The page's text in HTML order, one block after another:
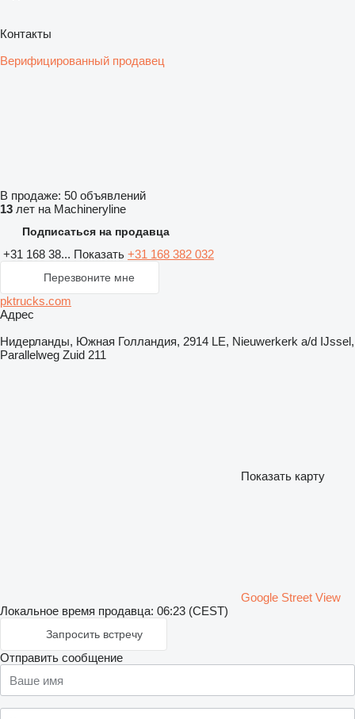
Контакты
Верифицированный продавец
В продаже: 50 объявлений
13 лет на Machineryline
Подписаться на продавца
+31 168 38... Показать +31 168 382 032
Перезвоните мне
pktrucks.com
Адрес
Нидерланды, Южная Голландия, 2914 LE, Nieuwerkerk a/d IJssel,
Parallelweg Zuid 211
Показать карту
Google Street View
Локальное время продавца: 06:23 (CEST)
Запросить встречу
Отправить сообщение